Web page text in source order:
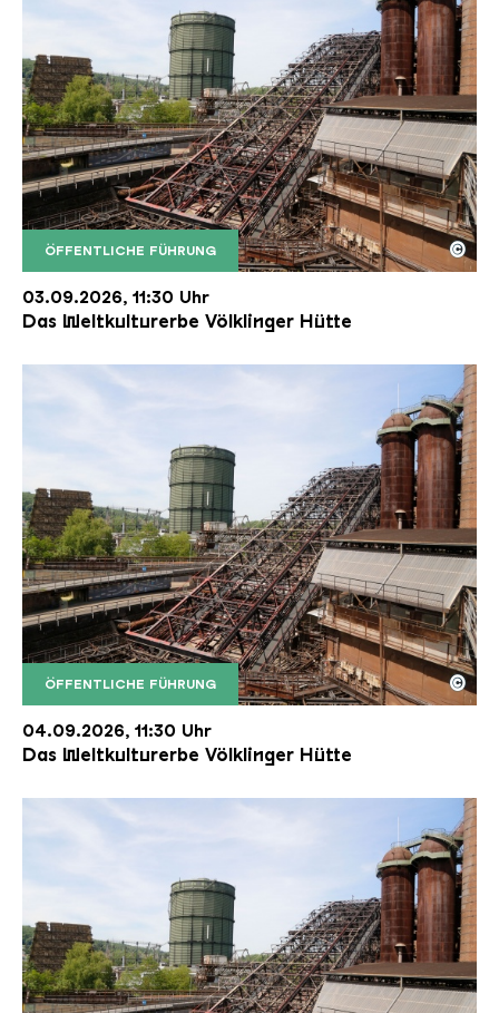
ÖFFENTLICHE FÜHRUNG
Der Erzschrägaufzug der Völklinger Hütte mit
Copyright: Weltkulturerbe Völklinger Hütte | Karl
©
03.09.2026, 11:30 Uhr
Das Weltkulturerbe Völklinger Hütte
ÖFFENTLICHE FÜHRUNG
Der Erzschrägaufzug der Völklinger Hütte mit
Copyright: Weltkulturerbe Völklinger Hütte | Karl
©
04.09.2026, 11:30 Uhr
Das Weltkulturerbe Völklinger Hütte